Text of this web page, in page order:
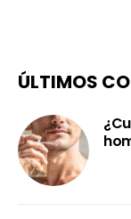
ÚLTIMOS